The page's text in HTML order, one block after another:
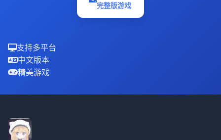
完整版游戏
支持多平台
中文版本
精美游戏